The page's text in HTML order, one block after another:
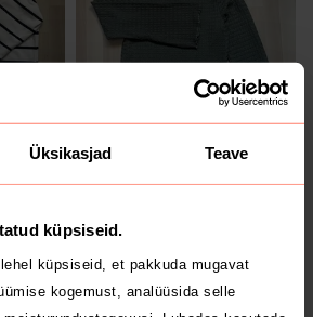
Üksikasjad Teave
küpsiseid.
küpsiseid, et pakkuda mugavat
kogemust, analüüsida selle
M 4 €